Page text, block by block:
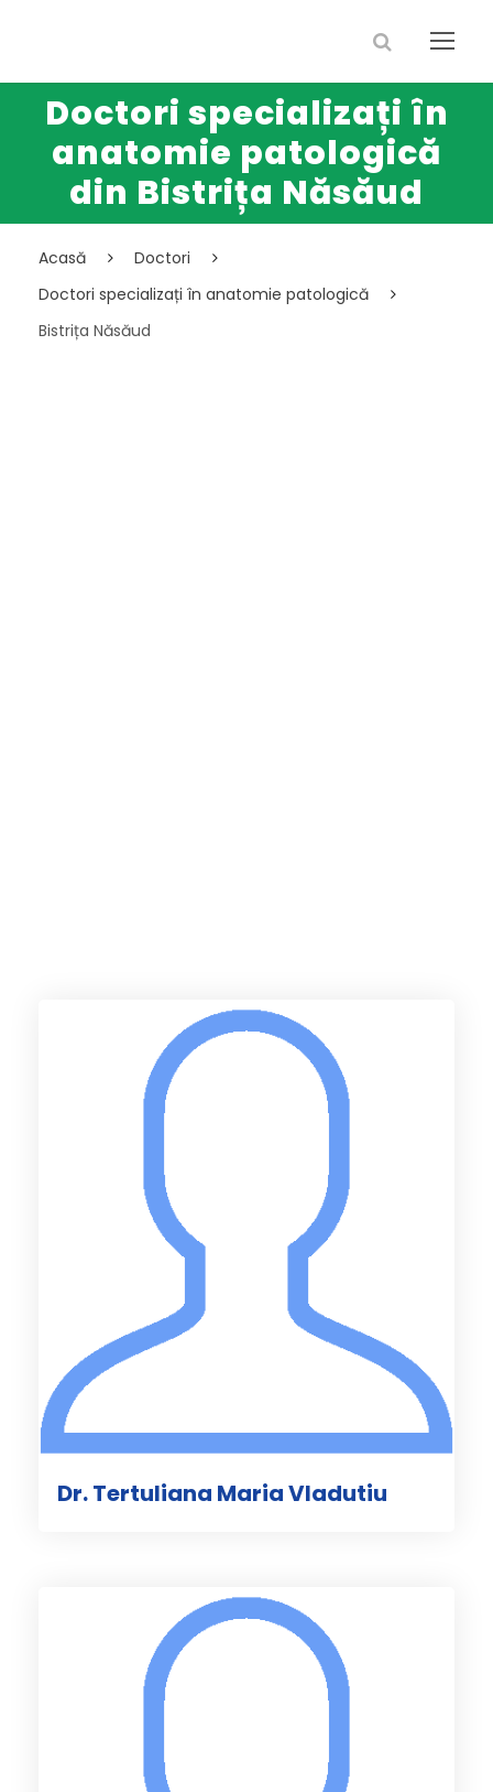
Doctori specializați în
anatomie patologică
din Bistrița Năsăud
Acasă
Doctori
Doctori specializați în anatomie patologică
Bistrița Năsăud
Dr. Tertuliana Maria Vladutiu